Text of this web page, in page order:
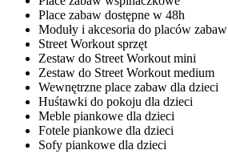
Place zabaw dostępne w 48h
Moduły i akcesoria do placów zabaw
Street Workout sprzęt
Zestaw do Street Workout mini
Zestaw do Street Workout medium
Wewnętrzne place zabaw dla dzieci
Huśtawki do pokoju dla dzieci
Meble piankowe dla dzieci
Fotele piankowe dla dzieci
Sofy piankowe dla dzieci